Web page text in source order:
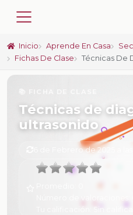
Inicio Aprende En Casa
Fichas De Clase
Técnicas De
Técnicas de
ultrasonido
6 de Febrero de 2025 a las
Sin calificar